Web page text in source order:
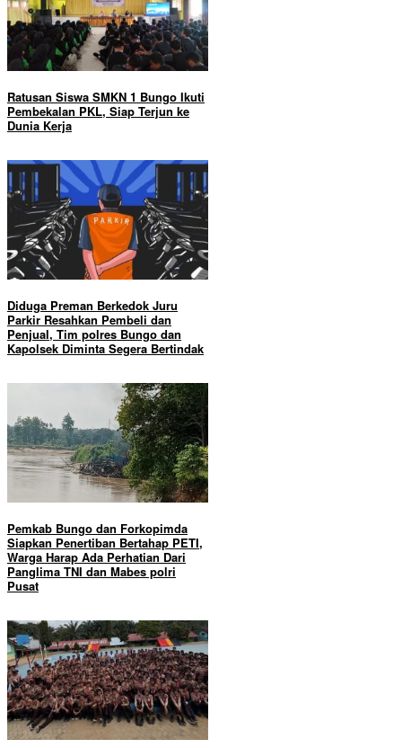
Ratusan Siswa SMKN 1 Bungo Ikuti
Pembekalan PKL, Siap Terjun ke
Dunia Kerja
Diduga Preman Berkedok Juru
Parkir Resahkan Pembeli dan
Penjual, Tim polres Bungo dan
Kapolsek Diminta Segera Bertindak
Pemkab Bungo dan Forkopimda
Siapkan Penertiban Bertahap PETI,
Warga Harap Ada Perhatian Dari
Panglima TNI dan Mabes polri
Pusat